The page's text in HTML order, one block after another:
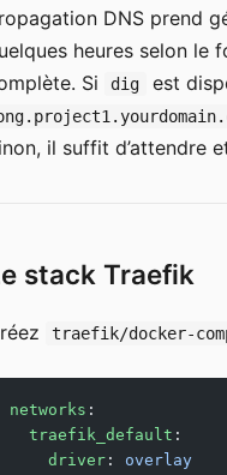
DNS prend
heures selon le
Si
dig est
il suffit d’attendre
stack Traefik
traefik/docker-
networks :
  traefik_default
:
    driver
: overlay